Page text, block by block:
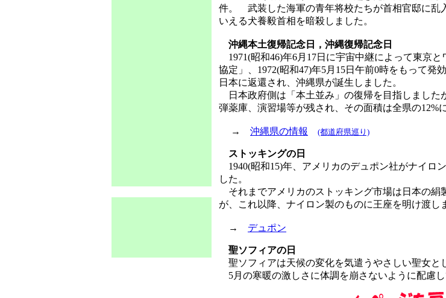
件。 武装した海軍の青年将校たちが首相官邸に乱
いえる犬養毅首相を暗殺しました。
沖縄本土復帰記念日，沖縄復帰記念日
1971(昭和46)年6月17日に宇宙中継によって東京
協定」、1972(昭和47)年5月15日午前0時をもって発
日本に返還され、沖縄県が誕生しました。
日本政府側は「本土並み」の復帰を目指しました
弾薬庫、演習場等が残され、その面積は全県の12%
→ 沖縄県の情報 (都道府県巡り)
ストッキングの日
1940(昭和15)年、アメリカのデュポン社がナイロ
した。
それまでアメリカのストッキング市場は日本の絹
が、これ以降、ナイロン製のものに王座を明け渡し
→ デュポン
聖ソフィアの日
聖ソフィアは天候の変化を気遣うやさしい聖女と
5月の寒暖の激しさに体調を崩さないように配慮し